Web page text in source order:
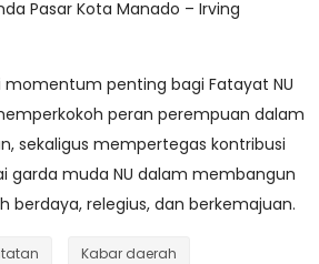
Pasar Kota Manado – Irving
momentum penting bagi Fatayat NU
peran perempuan dalam
sekaligus mempertegas kontribusi
garda muda NU dalam membangun
berdaya, relegius, dan berkemajuan.
Kabar daerah